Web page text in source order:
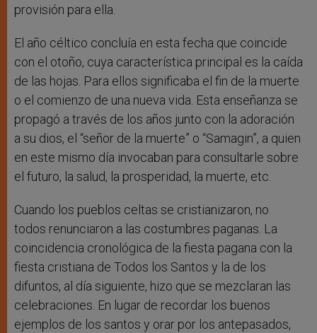
provisión para ella.
El año céltico concluía en esta fecha que coincide
con el otoño, cuya característica principal es la caída
de las hojas. Para ellos significaba el fin de la muerte
o el comienzo de una nueva vida. Esta enseñanza se
propagó a través de los años junto con la adoración
a su dios, el “señor de la muerte” o “Samagin”, a quien
en este mismo día invocaban para consultarle sobre
el futuro, la salud, la prosperidad, la muerte, etc.
Cuando los pueblos celtas se cristianizaron, no
todos renunciaron a las costumbres paganas. La
coincidencia cronológica de la fiesta pagana con la
fiesta cristiana de Todos los Santos y la de los
difuntos, al día siguiente, hizo que se mezclaran las
celebraciones. En lugar de recordar los buenos
ejemplos de los santos y orar por los antepasados,